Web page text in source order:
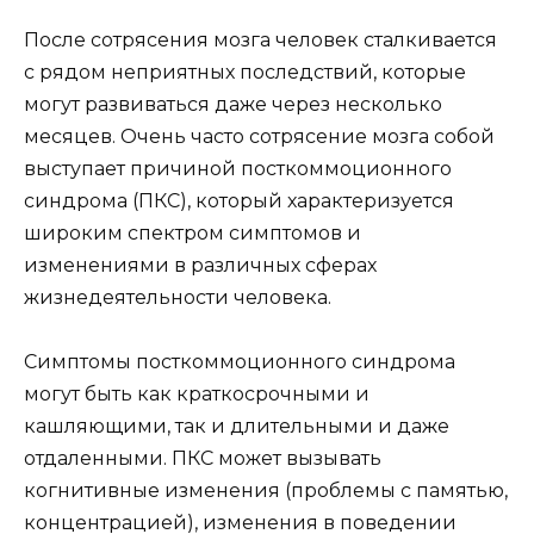
После сотрясения мозга человек сталкивается
с рядом неприятных последствий, которые
могут развиваться даже через несколько
месяцев. Очень часто сотрясение мозга собой
выступает причиной посткоммоционного
синдрома (ПКС), который характеризуется
широким спектром симптомов и
изменениями в различных сферах
жизнедеятельности человека.
Симптомы посткоммоционного синдрома
могут быть как краткосрочными и
кашляющими, так и длительными и даже
отдаленными. ПКС может вызывать
когнитивные изменения (проблемы с памятью,
концентрацией), изменения в поведении